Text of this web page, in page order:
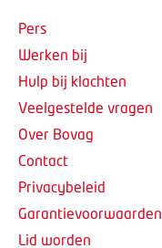
Pers
Werken bij
Hulp bij klachten
Veelgestelde vragen
Over Bovag
Contact
Privacybeleid
Garantievoorwaarden
Lid worden